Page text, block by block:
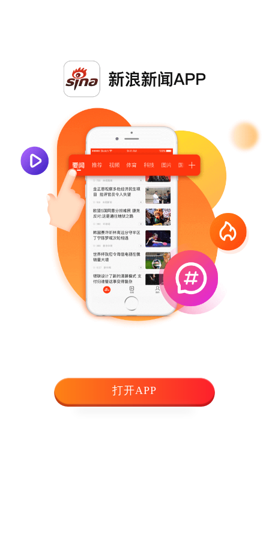
打开APP